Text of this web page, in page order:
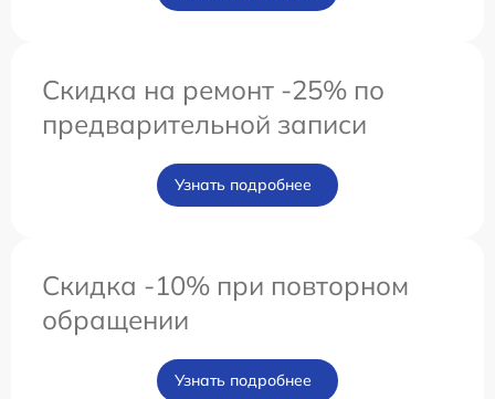
Скидка на ремонт -25% по
предварительной записи
Узнать подробнее
Скидка -10% при повторном
обращении
Узнать подробнее